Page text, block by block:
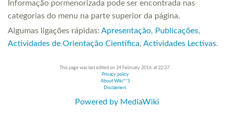
Informação pormenorizada pode ser encontrada nas
categorias do menu na parte superior da página.
Algumas ligações rápidas: Apresentação, Publicações,
Actividades de Orientação Científica, Actividades Lectivas.
This page was last edited on 24 February 2016, at 22:37.
Privacy policy
About Wiki**3
Disclaimers
Powered by MediaWiki